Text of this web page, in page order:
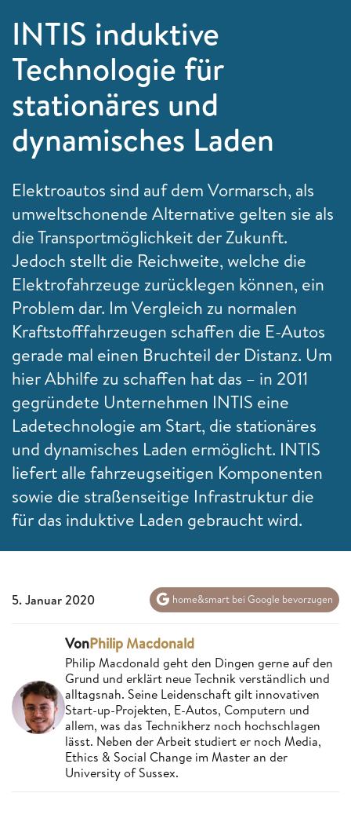
INTIS induktive
Technologie für
stationäres und
dynamisches Laden
Elektroautos sind auf dem Vormarsch, als
umweltschonende Alternative gelten sie als
die Transportmöglichkeit der Zukunft.
Jedoch stellt die Reichweite, welche die
Elektrofahrzeuge zurücklegen können, ein
Problem dar. Im Vergleich zu normalen
Kraftstofffahrzeugen schaffen die E-Autos
gerade mal einen Bruchteil der Distanz. Um
hier Abhilfe zu schaffen hat das – in 2011
gegründete Unternehmen INTIS eine
Ladetechnologie am Start, die stationäres
und dynamisches Laden ermöglicht. INTIS
liefert alle fahrzeugseitigen Komponenten
sowie die straßenseitige Infrastruktur die
für das induktive Laden gebraucht wird.
5. Januar 2020 home&smart bei Google bevorzugen
VonPhilip Macdonald
Philip Macdonald geht den Dingen gerne auf den
Grund und erklärt neue Technik verständlich und
alltagsnah. Seine Leidenschaft gilt innovativen
Start-up-Projekten, E-Autos, Computern und
allem, was das Technikherz noch hochschlagen
lässt. Neben der Arbeit studiert er noch Media,
Ethics & Social Change im Master an der
University of Sussex.